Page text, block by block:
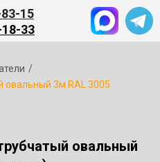
15
33
/
овальный 3м RAL 3005
овальный